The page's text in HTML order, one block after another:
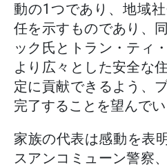
動の1つであり、地域
任を示すものであり、
ック氏とトラン・ティ
より広々とした安全な
定に貢献できるよう、
完了することを望んでい
家族の代表は感動を表
スアンコミューン警察